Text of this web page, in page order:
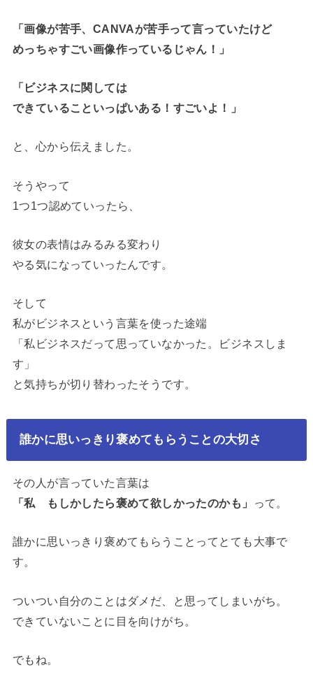
「画像が苦手、CANVAが苦手って言っていたけど
めっちゃすごい画像作っているじゃん！」
「ビジネスに関しては
できていることいっぱいある！すごいよ！」
と、心から伝えました。
そうやって
1つ1つ認めていったら、
彼女の表情はみるみる変わり
やる気になっていったんです。
そして
私がビジネスという言葉を使った途端
「私ビジネスだって思っていなかった。ビジネスしま
す」
と気持ちが切り替わったそうです。
誰かに思いっきり褒めてもらうことの大切さ
その人が言っていた言葉は
「私 もしかしたら褒めて欲しかったのかも」
って。
誰かに思いっきり褒めてもらうことってとても大事で
す。
ついつい自分のことはダメだ、と思ってしまいがち。
できていないことに目を向けがち。
でもね。